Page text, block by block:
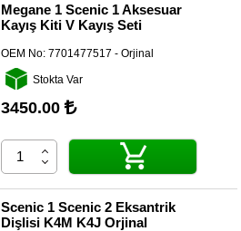
Megane 1 Scenic 1 Aksesuar
Kayış Kiti V Kayış Seti
OEM No:7701477517 - Orjinal
Stokta Var
3450.00
Scenic 1 Scenic 2 Eksantrik
Dişlisi K4M K4J Orjinal